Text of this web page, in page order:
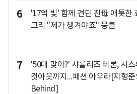
6
'17억 빚' 함께 견딘 친母 애틋한
그리 "제가 챙겨야죠" 뭉클
7
'50대 맞아?' 샤를리즈 테론, 시스
컷아웃까지...패션 아우라[지형준
Behind]